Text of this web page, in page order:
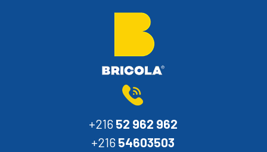
+216 52 962 962
+216 54603503